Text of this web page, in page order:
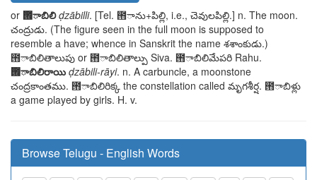
or ౛ాబిలి ḍzābilli. [Tel. ౛ాను+పిల్లి, i.e., చెవులపిల్లి.] n. The moon.
చంద్రుడు. (The figure seen in the full moon is supposed to
resemble a have; whence in Sanskrit the name శశాంకుడు.)
౛ాబిలితాలుపు or ౛ాబిలితాల్పు Siva. ౛ాబిలిమేపరి Rahu.
౛ాబిలిరాయి ḍzābili-rāyi. n. A carbuncle, a moonstone
చంద్రకాంతము. ౛ాబిలిరిక్క the constellation called మృగశీర్ష. ౛ాబిళ్లు
a game played by girls. H. v.
Browse Telugu - English Words